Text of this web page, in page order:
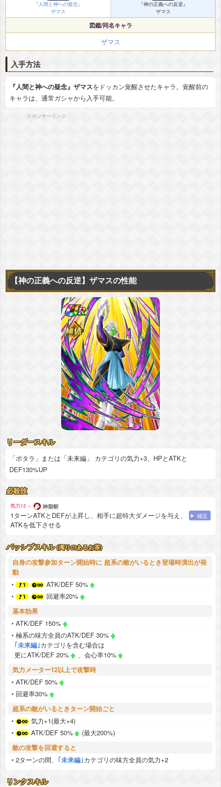
『人間と神への疑念』
ザマス
『神の正義への反逆』
ザマス
図鑑/同名キャラ
ザマス
入手方法
『人間と神への疑念』ザマスをドッカン覚醒させたキャラ。覚醒前の
キャラは、通常ガシャから入手可能。
スポンサーリンク
【神の正義への反逆】 ザマスの性能
リーダースキル
「ポタラ」または「未来編」 カテゴリの気力+3、HPとATKと
DEF130%UP
必殺技
気力12 ~ 神裂斬
1ターンATKとDEFが上昇し、相手に超特大ダメージを与え、
ATKを低下させる
補足
パッシブスキル (濁りのあるお茶)
自身の攻撃参加ターン開始時に 超系の敵がいるとき登場時演出が発
動
ATK/DEF 50%
回避率20%
基本効果
ATK/DEF 150%
極系の味方全員のATK/DEF 30%
｢未来編｣カテゴリを含む場合は
更にATK/DEF 20%
、会心率10%
気力メーター12以上で攻撃時
ATK/DEF 50%
回避率30%
超系の敵がいるときターン開始ごと
気力+1(最大+4)
ATK/DEF 50%
(最大200%)
敵の攻撃を回避すると
2ターンの間、
｢未来編｣カテゴリの味方全員の気力+2
リンクスキル